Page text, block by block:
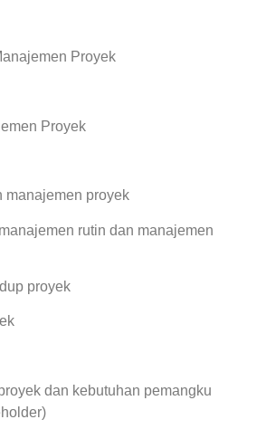
Proyek
Proyek
manajemen proyek
rutin dan manajemen
proyek
dan kebutuhan pemangku